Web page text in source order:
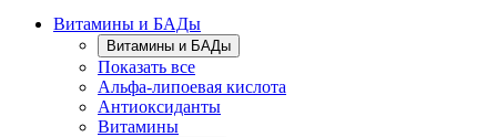
Витамины и БАДы
Витамины и БАДы
Показать все
Альфа-липоевая кислота
Антиоксиданты
Витамины